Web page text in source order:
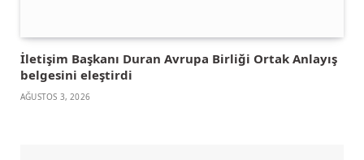
İletişim Başkanı Duran Avrupa Birliği Ortak Anlayış
belgesini eleştirdi
AĞUSTOS 3, 2026